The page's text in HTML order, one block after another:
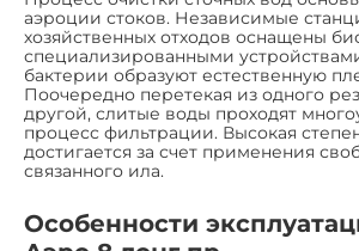
аэроции стоков. Независимые
хозяйственных отходов оснащены
специализированными
бактерии образуют естественную
Поочередно перетекая из одного
другой, слитые воды проходят
процесс фильтрации. Высокая
достигается за счет применения
связанного ила.
Особенности